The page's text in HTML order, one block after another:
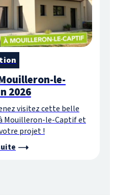
le-
2026
visitez cette belle
Mouilleron-le-Captif et
projet !